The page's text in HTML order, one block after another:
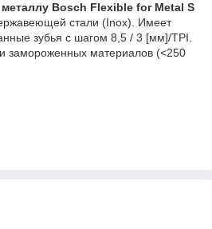
Bosch Flexible for Metal S
стали (Inox). Имеет
зубья с шагом 8,5 / 3 [мм]/TPI.
замороженных материалов (<250